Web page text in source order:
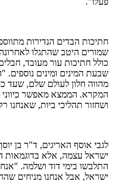
חתיכות הבדים הנדירות
שמורים היטב שהתגלו
כולל חתיכות עור מעובד,
שבעת המינים ומינים נוספים.
מהווה חלון לעולם שלם, שעד
המקרא. הממצא מאפשר כיווני
ושחזור תהליכי ביות, שאנחנו
לגבי אוסף האריגים, ד"ר בן
ישראל עצמה, אלא בדוגמאות
התלבשו בימי דוד ושלמה.